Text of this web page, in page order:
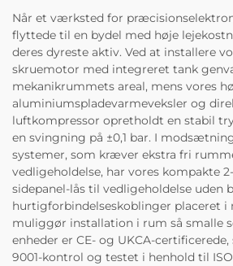
Når et værksted for
flyttede til en bydel med høje
deres dyreste aktiv. Ved at installere
skruemotor med integreret tank
mekanikrummets areal, mens vores
aluminiumspladevarmeveksler og
luftkompressor opretholdt en stabil
en svingning på ±0,1 bar. I
systemer, som kræver ekstra fri
vedligeholdelse, har vores kompakte
sidepanel-lås til vedligeholdelse
hurtigforbindelseskoblinger placeret i
muliggør installation i rum så smalle
enheder er CE- og UKCA-
9001-kontrol og testet i henhold til ISO